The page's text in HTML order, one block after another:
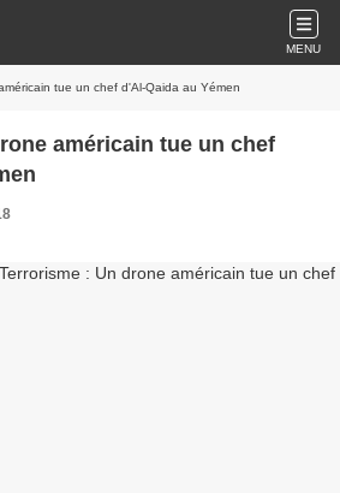
MENU
tue un chef d'Al-Qaida au Yémen
américain tue un chef